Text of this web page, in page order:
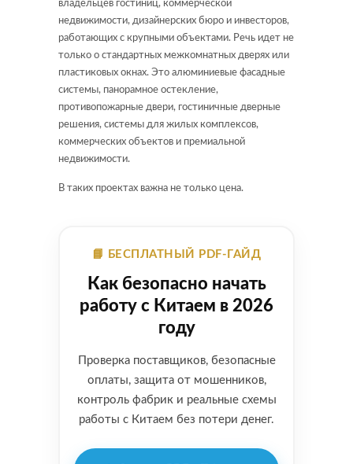
владельцев гостиниц, коммерческой
недвижимости, дизайнерских бюро и инвесторов,
работающих с крупными объектами. Речь идет не
только о стандартных межкомнатных дверях или
пластиковых окнах. Это алюминиевые фасадные
системы, панорамное остекление,
противопожарные двери, гостиничные дверные
решения, системы для жилых комплексов,
коммерческих объектов и премиальной
недвижимости.
В таких проектах важна не только цена.
📘 БЕСПЛАТНЫЙ PDF-ГАЙД
Как безопасно начать
работу с Китаем в 2026
году
Проверка поставщиков, безопасные
оплаты, защита от мошенников,
контроль фабрик и реальные схемы
работы с Китаем без потери денег.